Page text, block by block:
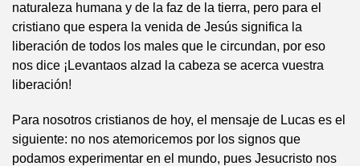
naturaleza humana y de la faz de la tierra, pero para el
cristiano que espera la venida de Jesús significa la
liberación de todos los males que le circundan, por eso
nos dice ¡Levantaos alzad la cabeza se acerca vuestra
liberación!
Para nosotros cristianos de hoy, el mensaje de Lucas es el
siguiente: no nos atemoricemos por los signos que
podamos experimentar en el mundo, pues Jesucristo nos